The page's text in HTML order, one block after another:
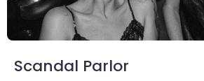
Scandal Parlor